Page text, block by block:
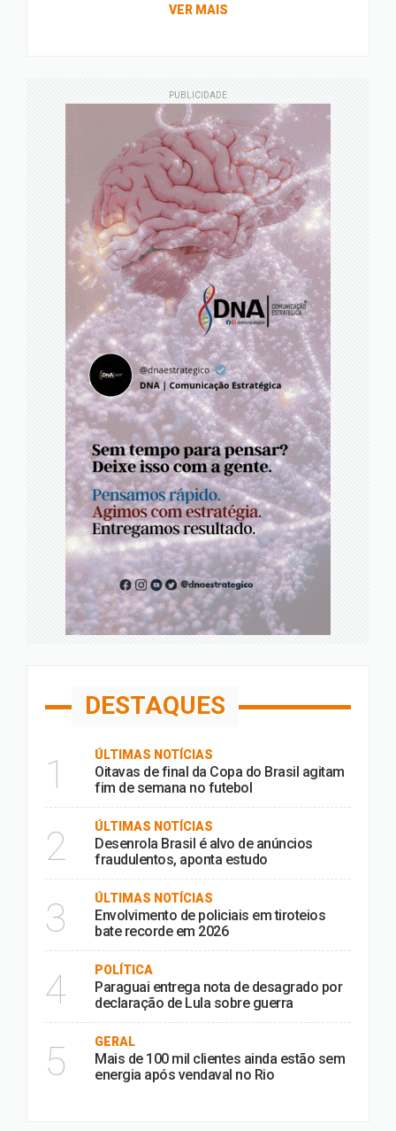
VER MAIS
PUBLICIDADE
DESTAQUES
1 ÚLTIMAS NOTÍCIAS
Oitavas de final da Copa do Brasil agitam
fim de semana no futebol
2 ÚLTIMAS NOTÍCIAS
Desenrola Brasil é alvo de anúncios
fraudulentos, aponta estudo
3 ÚLTIMAS NOTÍCIAS
Envolvimento de policiais em tiroteios
bate recorde em 2026
4 POLÍTICA
Paraguai entrega nota de desagrado por
declaração de Lula sobre guerra
5 GERAL
Mais de 100 mil clientes ainda estão sem
energia após vendaval no Rio